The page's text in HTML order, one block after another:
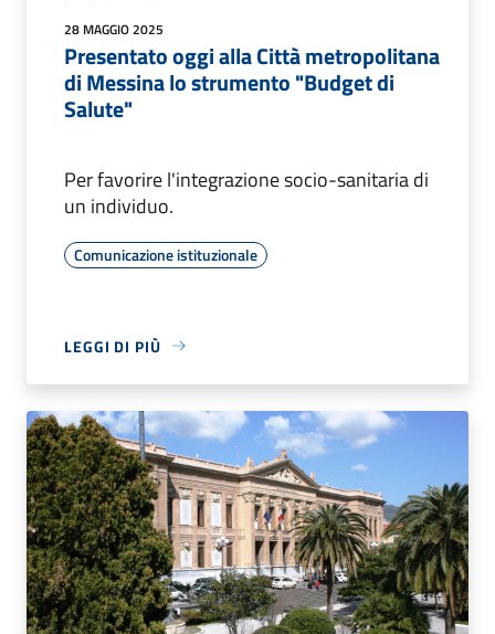
28 MAGGIO 2025
Presentato oggi alla Città metropolitana
di Messina lo strumento "Budget di
Salute"
Per favorire l'integrazione socio-sanitaria di
un individuo.
Comunicazione istituzionale
LEGGI DI PIÙ